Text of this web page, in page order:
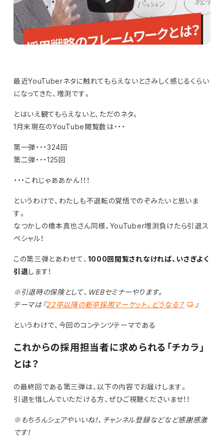
最近YouTuberネタに触れてもらえないとさみしく感じるくらい
になってきた、増渕です。
とはいえ観てもらえないと、ただのネタ。
1月末現在のYouTube閲覧数は・・・
第一弾・・・324回
第二弾・・・125回
・・・これじゃああかん！！！
というわけで、わたしも不退転の覚悟でのぞみたいと思いま
す。
なつかしの橋本真也さん同様、YouTuber増渕負けたら引退ス
ペシャル！
この第三弾とあわせて、 1000回閲覧されなければ、いさぎよく
引退します！
※引退時の保険として、WEBセミナーやります。
テーマは『22卒以降の新卒採用マーケット、どうなる？ 』
というわけで、今回のコンテンツテーマである
これからの採用担当者に求められる「チカラ」
とは？
の最終回である第三弾は、以下の内容でお届けします。
引退を惜しんでいただける方、ぜひご視聴くださいませ！！
※もちろんシェアやいいね！、チャンネル登録などなど感謝感激
です！